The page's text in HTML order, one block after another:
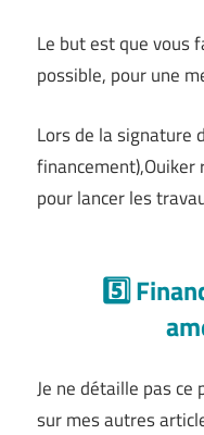
Le but est que vous
possible, pour une
Lors de la signature
pour lancer les
5️⃣
Je ne détaille pas ce
sur mes autres